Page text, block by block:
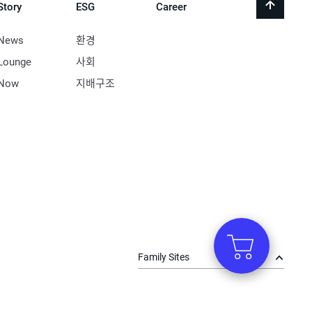
back
ESG
환경
사회
지배구조
Career
Family Sites